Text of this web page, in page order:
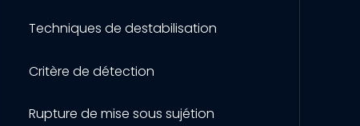
Techniques de destabilisation
Critère de détection
Rupture de mise sous sujétion